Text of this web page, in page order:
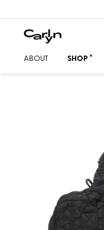
ABOUT SHOP